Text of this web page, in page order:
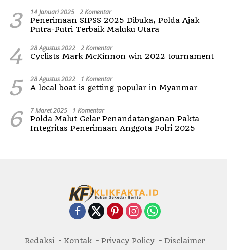
3 14 Januari 2025 2 Komentar
Penerimaan SIPSS 2025 Dibuka, Polda Ajak
Putra-Putri Terbaik Maluku Utara
4 28 Agustus 2022 2 Komentar
Cyclists Mark McKinnon win 2022 tournament
5 28 Agustus 2022 1 Komentar
A local boat is getting popular in Myanmar
6 7 Maret 2025 1 Komentar
Polda Malut Gelar Penandatanganan Pakta
Integritas Penerimaan Anggota Polri 2025
Redaksi Kontak Privacy Policy
Disclaimer